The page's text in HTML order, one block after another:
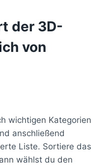
der 3D-
von
wichtigen Kategorien
anschließend
Liste. Sortiere das
wählst du den